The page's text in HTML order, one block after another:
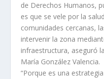
de Derechos Humanos,
es que se vele por la
comunidades cercanas,
intervenir la zona
infraestructura, aseguró
María González Valencia.
“Porque es una